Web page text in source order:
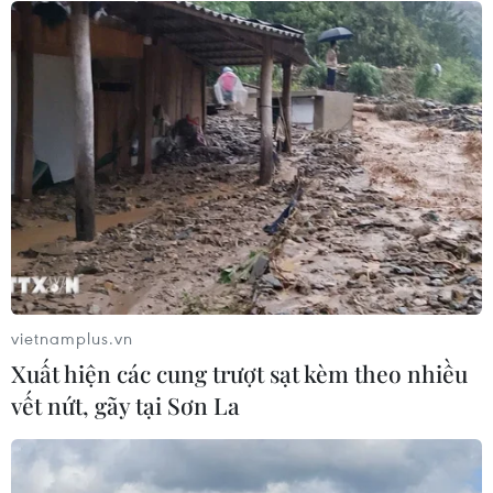
Tỷ phú Bill Gates nhấn mạnh tầm
quan trọng của đầu tư vào con người
và công nghệ
22/07/2026 06:02
Xem thêm
CƠ QUAN CHỦ QUẢN: THÔNG TẤN XÃ VIỆT NAM
Tổng Biên tập: TRẦN TIẾN DUẨN
Phó Tổng Biên tập: NGUYỄN THỊ TÁM, KHÚC THANH
vietnamplus.vn
Xuất hiện các cung trượt sạt kèm theo nhiều
vết nứt, gãy tại Sơn La